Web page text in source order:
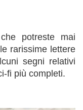
potreste mai
rarissime lettere
segni relativi
fi più completi.